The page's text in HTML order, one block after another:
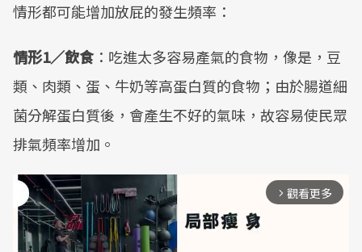
情形都可能增加放屁的發生頻率：
情形1／飲食 ：吃進太多容易產氣的食物，像是，豆
類、肉類、蛋、牛奶等高蛋白質的食物；由於腸道細
菌分解蛋白質後，會產生不好的氣味，故容易使民眾
排氣頻率增加。
arrow_forward_ios 觀看更多